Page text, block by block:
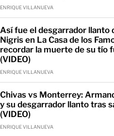
ENRIQUE VILLANUEVA
Así fue el desgarrador llanto
Nigris en La Casa de los
recordar la muerte de su tío
(VIDEO)
ENRIQUE VILLANUEVA
Chivas vs Monterrey:
y su desgarrador llanto tras
(VIDEO)
ENRIQUE VILLANUEVA